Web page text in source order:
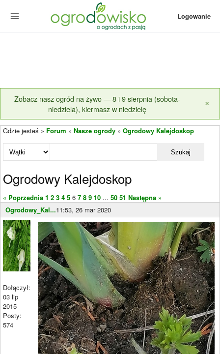
Logowanie
Zobacz nasz ogród na żywo — 8 i 9 sierpnia (sobota-
niedziela), kiermasz w niedzielę
×
Gdzie jesteś » Forum » Nasze ogrody » Ogrodowy Kalejdoskop
Szukaj
Ogrodowy Kalejdoskop
« Poprzednia 1 2 3 4 5 6 7 8 9 10 ... 50 51 Następna »
Ogrodowy_Kal...11:53, 26 mar 2020
Dołączył:
03 lip
2015
Posty:
574